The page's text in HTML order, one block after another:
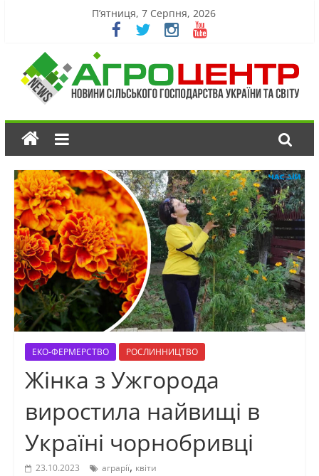
П’ятниця, 7 Серпня, 2026
ЕКО-ФЕРМЕРСТВО РОСЛИННИЦТВО
Жінка з Ужгорода
виростила найвищі в
Україні чорнобривці
23.10.2023 аграрії, квіти